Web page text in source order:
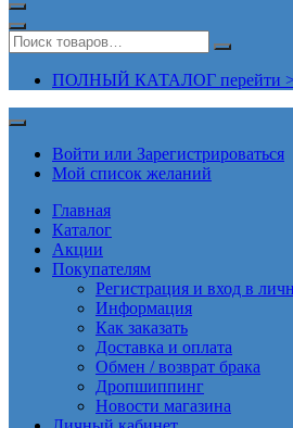
ПОЛНЫЙ КАТАЛОГ перейти >
Войти или Зарегистрироваться
Мой список желаний
Главная
Каталог
Акции
Покупателям
Регистрация и вход в
Информация
Как заказать
Доставка и оплата
Обмен / возврат брака
Дропшиппинг
Новости магазина